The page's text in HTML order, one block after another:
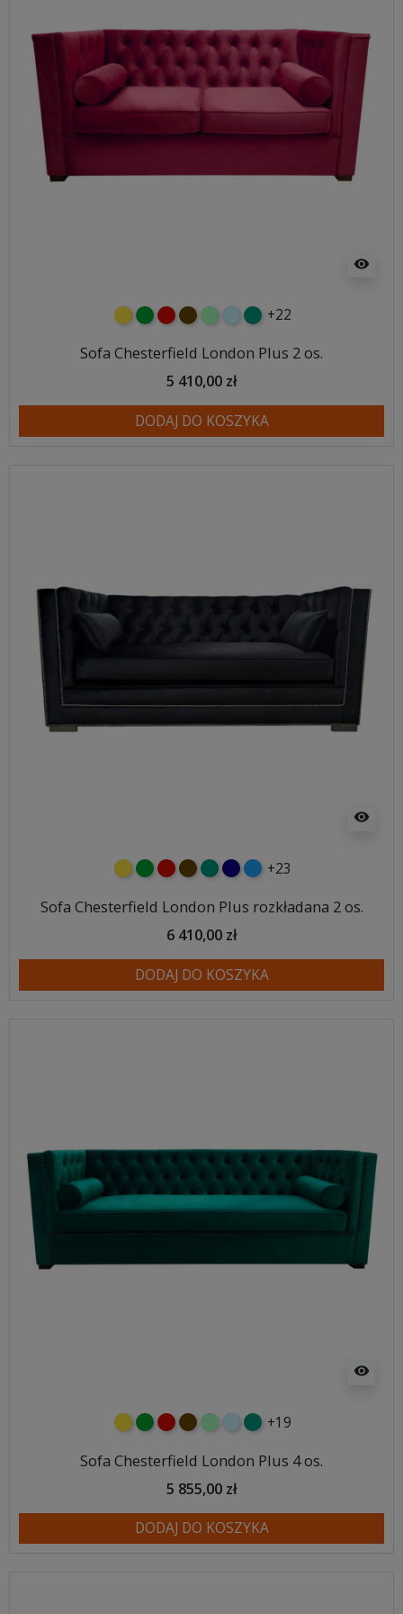
visibility
żółtyzielonyczerwony
czekoladowy
miętowybłękitny
turkusowy
+22
Sofa Chesterfield London Plus 2 os.
5 410,00 zł
DODAJ DO KOSZYKA
visibility
żółtyzielonyczerwony
czekoladowy
turkusowy
granatowy
niebieski
+23
Sofa Chesterfield London Plus rozkładana 2 os.
6 410,00 zł
DODAJ DO KOSZYKA
visibility
żółtyzielonyczerwony
czekoladowy
miętowybłękitny
turkusowy
+19
Sofa Chesterfield London Plus 4 os.
5 855,00 zł
DODAJ DO KOSZYKA